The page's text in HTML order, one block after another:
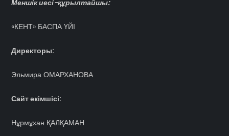
Меншік иесі-құрылтайшы:
«КЕНТ» БАСПА ҮЙІ
Директоры:
Эльмира ОМАРХАНОВА
Сайт әкімшісі:
Нұрмұхан ҚАЛҚАМАН